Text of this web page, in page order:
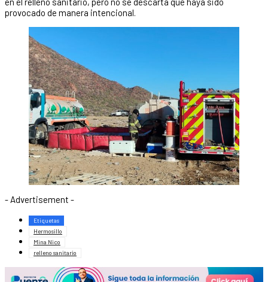
provocado de manera intencional.
- Advertisement -
Etiquetas
Hermosillo
Mina Nico
relleno sanitario